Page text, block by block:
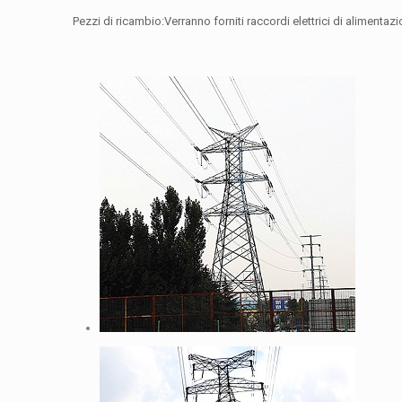
Pezzi di ricambio:Verranno forniti raccordi elettrici di